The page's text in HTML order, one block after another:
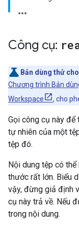
Công cụ:
Bản dùng thử
Chương trình Bản
Workspace
, cho
Gọi công cụ này
tự nhiên của một
tệp đó.
Nội dung tệp có
thước rất lớn. Biểu
vậy, đừng giả định
cụ này trả về. Nếu
trong nội dung.